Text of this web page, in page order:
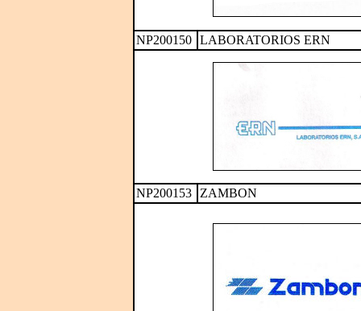
NP200150 LABORATORIOS ERN
NP200153 ZAMBON